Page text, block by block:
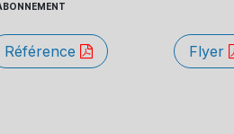
Référence Flyer